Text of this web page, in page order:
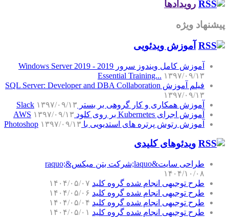
رویدادها
پیشنهاد ویژه
آموزش‌ ویدئویی
آموزش کامل ویندوز سرور 2019 - Windows Server 2019
Essential Training... ۱۳۹۷/۰۹/۱۳
فیلم آموزش SQL Server: Developer and DBA Collaboration
۱۳۹۷/۰۹/۱۳
آموزش همکاری و کار گروهی بر بستر Slack ۱۳۹۷/۰۹/۱۳
آموزش اجرای Kubernetes بر روی کلود AWS
۱۳۹۷/۰۹/۱۳
آموزش رتوش پرتره های استدیویی با Photoshop ۱۳۹۷/۰۹/۱۳
ویدئوهای کلیدی
طراحی سایت&laquo;شرکت بتن میکس&raquo;
۱۴۰۴/۱۰/۰۸
طرح توجیهی انجام شده گروه کلید ۱۴۰۴/۰۵/۰۷
طرح توجیهی انجام شده گروه کلید ۱۴۰۴/۰۵/۰۶
طرح توجیهی انجام شده گروه کلید ۱۴۰۴/۰۵/۰۴
طرح توجیهی انجام شده گروه کلید ۱۴۰۴/۰۵/۰۱